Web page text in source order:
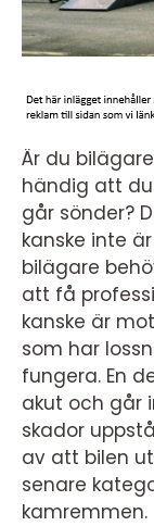
Är du
händig att
går sönder?
kanske inte
bilägare
att få
kanske är
som har
fungera. En
akut och går
skador
av att bilen
senare
kamremmen.